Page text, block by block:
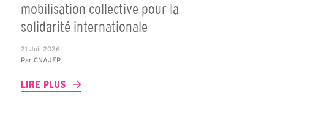
mobilisation collective pour la
solidarité internationale
21 Juil 2026
ParCNAJEP
LIRE PLUS